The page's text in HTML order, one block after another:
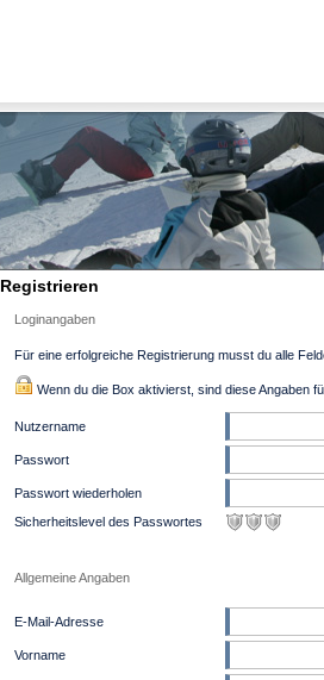
Registrieren
Loginangaben
Für eine erfolgreiche Registrierung musst du alle
Wenn du die Box aktivierst, sind diese Angaben
Nutzername
Passwort
Passwort wiederholen
Sicherheitslevel des Passwortes
Allgemeine Angaben
E-Mail-Adresse
Vorname